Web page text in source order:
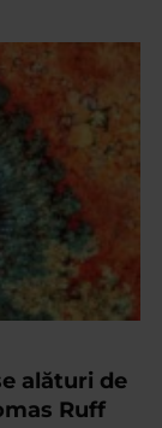
alături de
Ruff